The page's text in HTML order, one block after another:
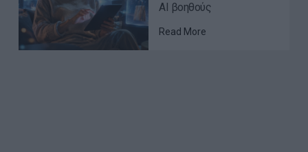
AI βοηθούς
Read More